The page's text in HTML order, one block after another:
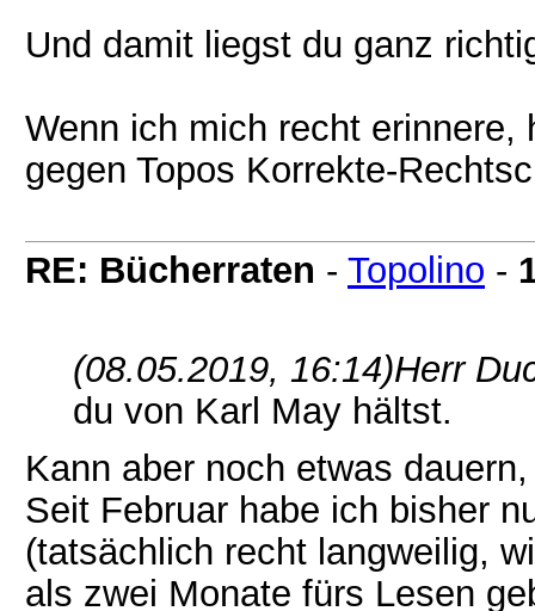
Und damit liegst du ganz
Wenn ich mich recht
gegen Topos Korrekte-
RE: Bücherraten - Topolino -
(08.05.2019, 16:14)Herr
du von Karl May hältst.
Kann aber noch etwas
Seit Februar habe ich bisher
(tatsächlich recht langweilig,
als zwei Monate fürs Lesen